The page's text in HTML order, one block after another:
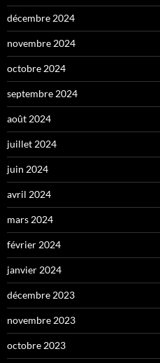
décembre 2024
novembre 2024
octobre 2024
septembre 2024
août 2024
juillet 2024
juin 2024
avril 2024
mars 2024
février 2024
janvier 2024
décembre 2023
novembre 2023
octobre 2023